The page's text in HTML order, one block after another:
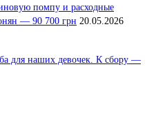
помпу и расходные
— 90 700 грн 20.05.2026
для наших девочек. К сбору —